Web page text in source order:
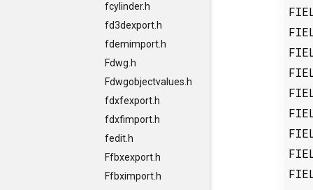
fcylinder.h
fd3dexport.h
fdemimport.h
Fdwg.h
Fdwgobjectvalues.h
fdxfexport.h
fdxfimport.h
fedit.h
Ffbxexport.h
Ffbximport.h